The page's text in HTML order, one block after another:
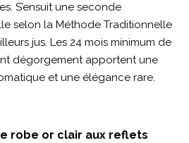
S’ensuit une seconde
selon la Méthode Traditionnelle
jus. Les 24 mois minimum de
dégorgement apportent une
et une élégance rare.
robe or clair aux reflets